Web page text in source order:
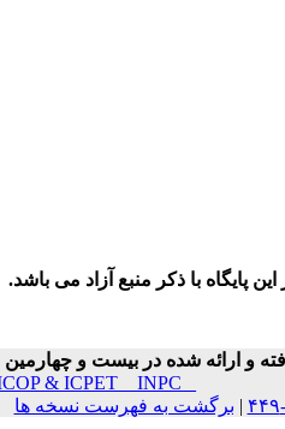
پایگاه با ذکر منبع آزاد می باشد.
و ارائه شده در بیست و چهارمین
ICOP & ICPET _ INPC _
|برگشت به فهرست نسخه ها